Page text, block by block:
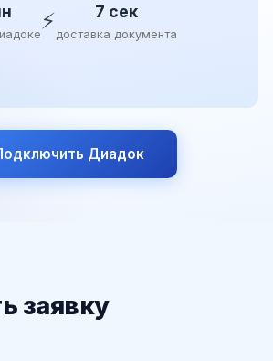
⚡ 7 сек
доставка документа
Диадок
заявку